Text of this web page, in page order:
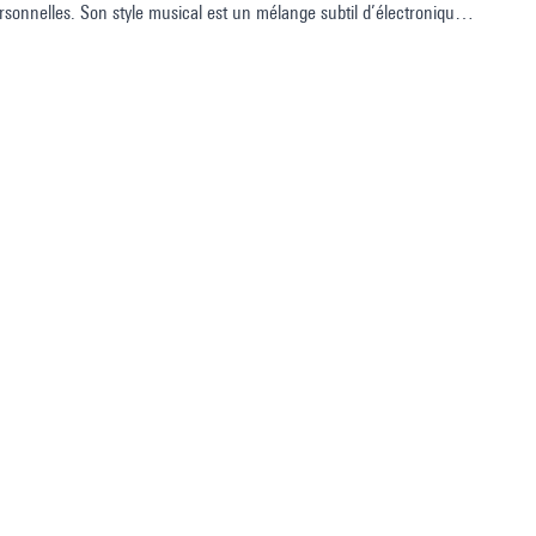
Son style musical est un mélange subtil d’électronique
et de danse de Cologne et enseigne la composition pour